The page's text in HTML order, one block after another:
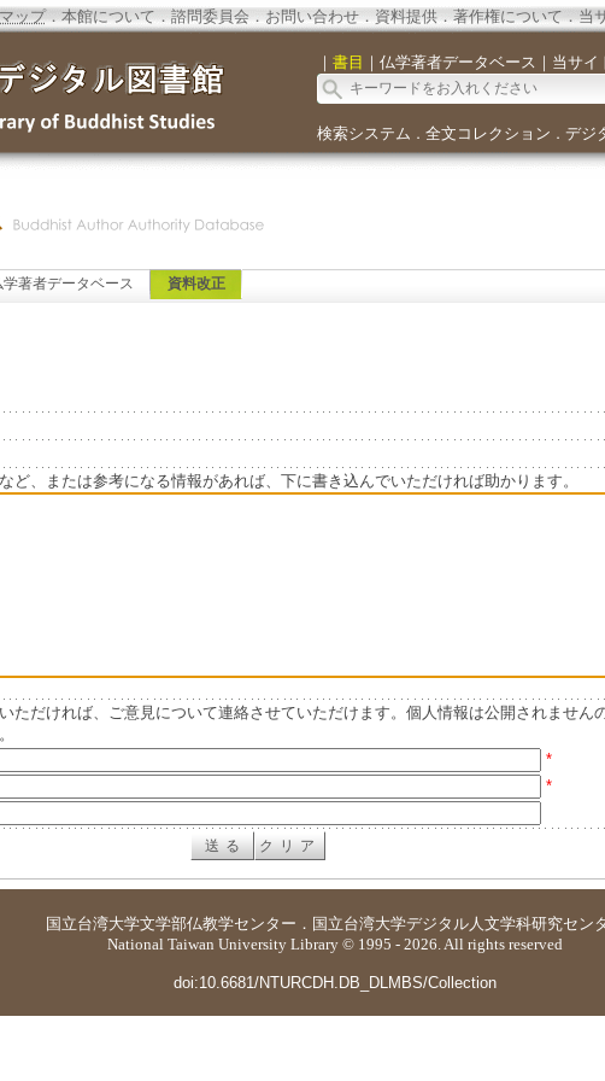
ップ．本館について．諮問委員会． お問い合わせ． 資料提供．著作権について．当
｜ 書目 ｜ 仏学著者データベース ｜ 当サイ
検索システム ． 全文コレクション ． デジ
学著者データベース 資料改正
ど、または参考になる情報があれば、下に書き込んでいただければ助かります。
ただければ、ご意見について連絡させていただけます。個人情報は公開されません
*
*
国立台湾大学文学部仏教学センター ． 国立台湾大学デジタル人文学科研究セン
National Taiwan University Library © 1995 - 2026. All rights reserved
doi:10.6681/NTURCDH.DB_DLMBS/Collection